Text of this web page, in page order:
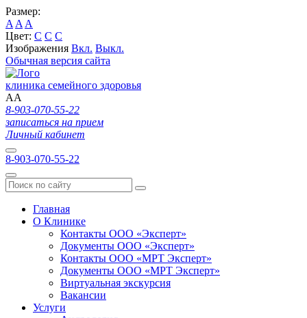
Размер:
A A A
Цвет: C C C
Изображения Вкл. Выкл.
Обычная версия сайта
клиника семейного здоровья
AA
8-903-070-55-22
записаться на прием
Личный кабинет
8-903-070-55-22
Главная
О Клинике
Контакты ООО «Эксперт»
Документы ООО «Эксперт»
Контакты ООО «МРТ Эксперт»
Документы ООО «МРТ Эксперт»
Виртуальная экскурсия
Вакансии
Услуги